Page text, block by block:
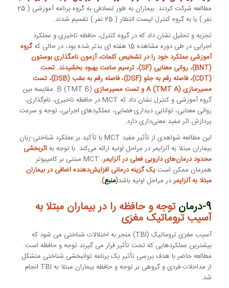
مطالعه شرکت کردند. بیماران به طور تصادفی به گروه برنامه آموزشی ( 25
نفر ) یا به گروه کنترل لیست انتظار ( 25 نفر ) تقسیم شدند.
تجزیه و تحلیل نشان داد که در گروه کنترل، حافظه تاخیری و عملکرد
اجرایی در طی دوره مشاهده 15 هفته ای بدتر شده بود، در حالی که
گروه
آموزشی عملکرد خود را در تشخیص کلمات، آزمون نامگذاری بوستون
(BNT)، روانی معنایی (SF)، ترسیم ساعت بهبود بخشیدند. تست
(CDT)، فاصله رقم به جلو (DSF)، فاصله رقم به عقب (DSB)، تست
مسیرسازی A (TMT A) و تست مسیرسازی
B (TMT B). مقایسه بین
گروه آموزشی و کنترل نشان داد که MCT در حافظه تاخیری، نام‌گذاری،
روانی معنایی، توانایی دیداری-فضایی، عملکردهای اجرایی، توجه و سرعت
پردازش اثر مفید معنی‌داری دارد.
این مطالعه شواهدی از تأثیر مفید MCT با تأکید بر عملکرد شناختی-زبان
بیماران مبتلا به آلزایمر در مراحل اولیه ارائه می‌کند. با توجه بهاثربخشی
محدود درمان‌های دارویی فعلی در آلزایمر
، MCT مبتنی بر کامپیوتر
همزمان ممکن است یک گزینه درمانی افزایش‌دهنده اضافی در بیماران
مبتلا به آلزایمردر مراحل اولیه باشد(منبع).
9-درمان توجه و حافظه را در بیماران مبتلا به
آسیب ​​تروماتیک مغزی
آسیب مغزی تروماتیک (TBI) منجر به اختلالات شناختی می شود که
بیشترین عملکردهایی که تحت تأثیر قرار می گیرند توجه و حافظه است.
مطالعه حاضر با هدف بررسی تأثیر یک برنامه توانبخشی شناختی متشکل
از مداخلات فردی و گروهی بر توجه و حافظه بیماران مبتلا به TBI انجام
شد.